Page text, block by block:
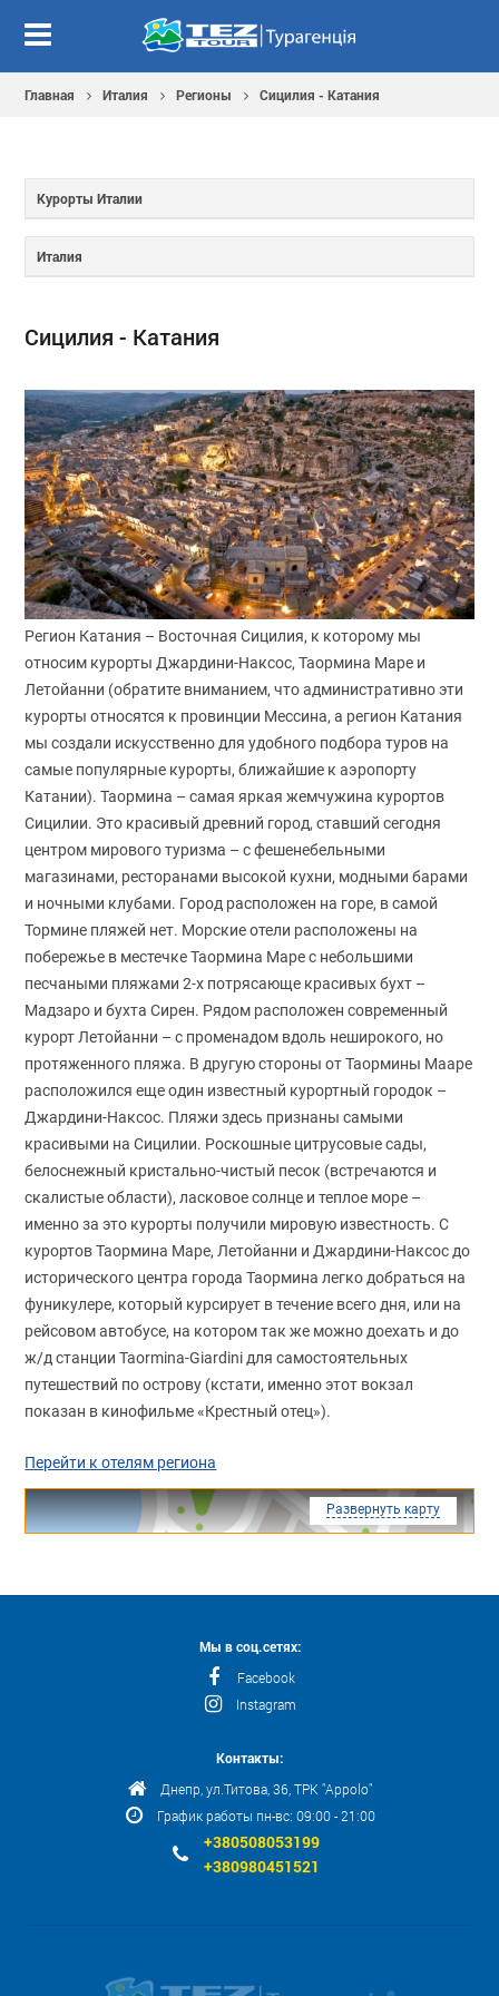
Главная Италия Регионы Сицилия - Катания
Курорты Италии
Италия
Сицилия - Катания
Регион Катания – Восточная Сицилия, к которому мы
относим курорты Джардини-Наксос, Таормина Маре и
Летойанни (обратите вниманием, что административно эти
курорты относятся к провинции Мессина, а регион Катания
мы создали искусственно для удобного подбора туров на
самые популярные курорты, ближайшие к аэропорту
Катании). Таормина – самая яркая жемчужина курортов
Сицилии. Это красивый древний город, ставший сегодня
центром мирового туризма – с фешенебельными
магазинами, ресторанами высокой кухни, модными барами
и ночными клубами. Город расположен на горе, в самой
Тормине пляжей нет. Морские отели расположены на
побережье в местечке Таормина Маре с небольшими
песчаными пляжами 2-х потрясающе красивых бухт –
Мадзаро и бухта Сирен. Рядом расположен современный
курорт Летойанни – с променадом вдоль неширокого, но
протяженного пляжа. В другую стороны от Таормины Мааре
расположился еще один известный курортный городок –
Джардини-Наксос. Пляжи здесь признаны самыми
красивыми на Сицилии. Роскошные цитрусовые сады,
белоснежный кристально-чистый песок (встречаются и
скалистые области), ласковое солнце и теплое море –
именно за это курорты получили мировую известность. С
курортов Таормина Маре, Летойанни и Джардини-Наксос до
исторического центра города Таормина легко добраться на
фуникулере, который курсирует в течение всего дня, или на
рейсовом автобусе, на котором так же можно доехать и до
ж/д станции Taormina-Giardini для самостоятельных
путешествий по острову (кстати, именно этот вокзал
показан в кинофильме «Крестный отец»).
Перейти к отелям региона
Развернуть карту
Мы в соц.сетях:
Facebook
Instagram
Контакты:
Днепр, ул.Титова, 36, ТРК "Appolo"
График работы пн-вс: 09:00 - 21:00
+380508053199
+380980451521